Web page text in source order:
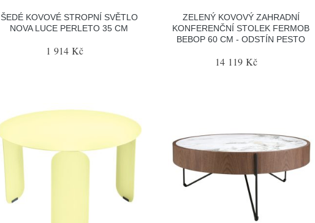
ŠEDÉ KOVOVÉ STROPNÍ SVĚTLO
NOVA LUCE PERLETO 35 CM
1 914 Kč
ZELENÝ KOVOVÝ ZAHRADNÍ
KONFERENČNÍ STOLEK FERMOB
BEBOP 60 CM - ODSTÍN PESTO
14 119 Kč